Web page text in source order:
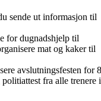
sende ut informasjon til
for dugnadshjelp til
mat og kaker til
avslutningsfesten for
fra alle trenere i